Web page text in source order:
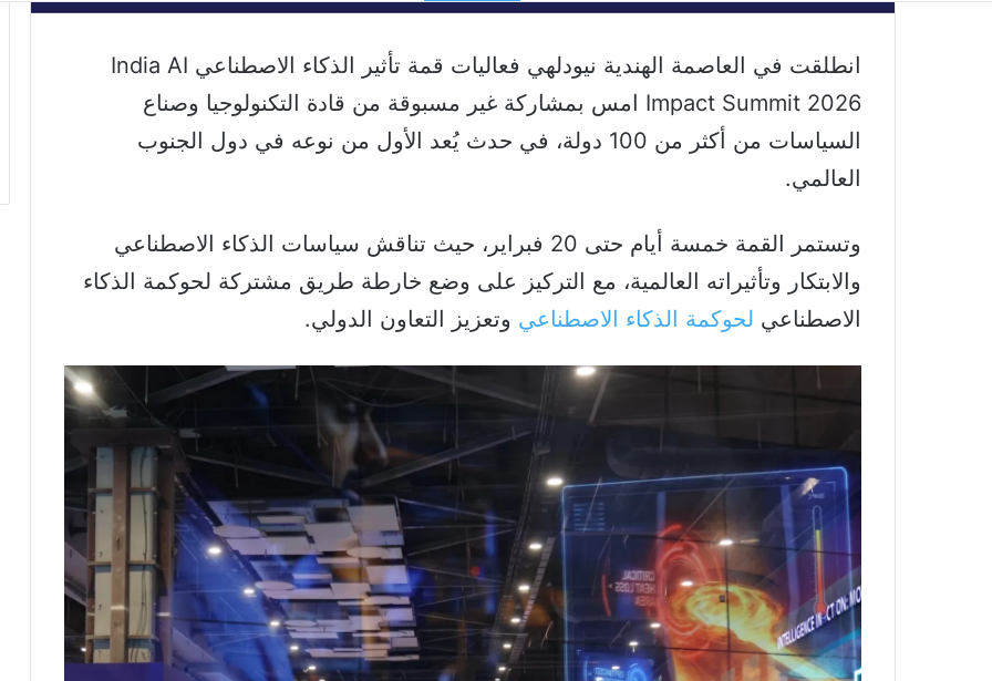
انطلقت في العاصمة الهندية نيودلهي فعاليات قمة تأثير الذكاء الاصطناعي India AI
Impact Summit 2026 امس بمشاركة غير مسبوقة من قادة التكنولوجيا وصناع
السياسات من أكثر من 100 دولة، في حدث يُعد الأول من نوعه في دول الجنوب
العالمي.
وتستمر القمة خمسة أيام حتى 20 فبراير، حيث تناقش سياسات الذكاء الاصطناعي
والابتكار وتأثيراته العالمية، مع التركيز على وضع خارطة طريق مشتركة لحوكمة الذكاء
الاصطناعي لحوكمة الذكاء الاصطناعي وتعزيز التعاون الدولي.